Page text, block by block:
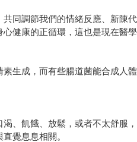
同調節我們的情緒反應、新陳
健康的正循環，這也是現在醫學
生成，而有些腸道菌能合成人
、飢餓、放鬆，或者不太舒服
覺息息相關。